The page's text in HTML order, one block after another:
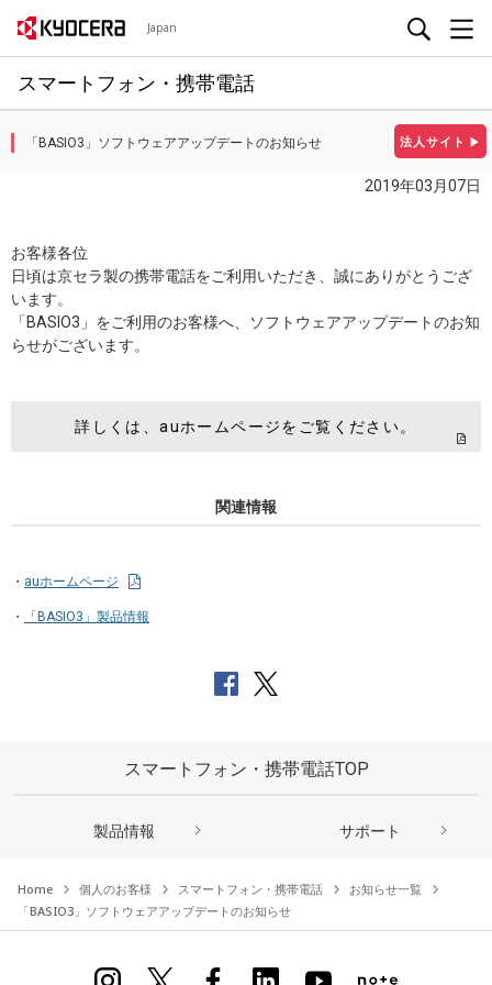
Japan
スマートフォン・携帯電話
法人サイト ▶
「BASIO3」ソフトウェアアップデートのお知らせ
2019年03月07日
お客様各位
日頃は京セラ製の携帯電話をご利用いただき、誠にありがとうござ
います。
「BASIO3」をご利用のお客様へ、ソフトウェアアップデートのお知
らせがございます。
詳しくは、auホームページをご覧ください。
関連情報
auホームページ
「BASIO3」製品情報
スマートフォン・携帯電話TOP
製品情報 サポート
Home 個人のお客様 スマートフォン・携帯電話
お知らせ一覧
「BASIO3」ソフトウェアアップデートのお知らせ